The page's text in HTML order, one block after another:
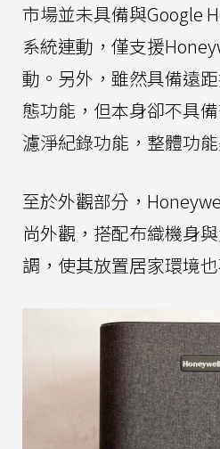
市場並未具備與Google
系統連動，僅支援
動。另外，雖然具備遠
態功能，但本身卻不具
濾淨紀錄功能，整體功
至於外觀部分，
尚外觀，搭配布織機身
調，使其放置居家環境